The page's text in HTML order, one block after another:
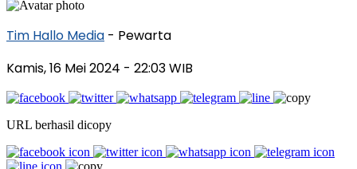
Tim Hallo Media - Pewarta
Kamis, 16 Mei 2024 - 22:03 WIB
URL berhasil dicopy